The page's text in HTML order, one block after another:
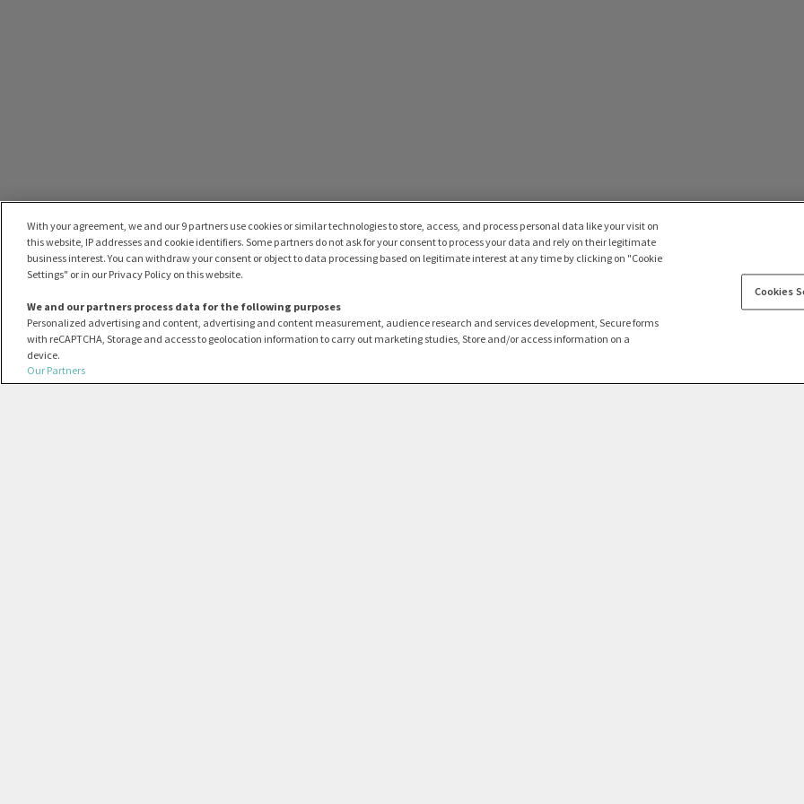
With your agreement, we and our 9 partners use cookies or similar technologies to store, access, and process personal data like your visit on
this website, IP addresses and cookie identifiers. Some partners do not ask for your consent to process your data and rely on their legitimate
business interest. You can withdraw your consent or object to data processing based on legitimate interest at any time by clicking on "Cookie
Settings" or in our Privacy Policy on this website.
We and our partners process data for the following purposes
Personalized advertising and content, advertising and content measurement, audience research and services development, Secure forms
with reCAPTCHA, Storage and access to geolocation information to carry out marketing studies, Store and/or access information on a
device.
Our Partners
Cookies